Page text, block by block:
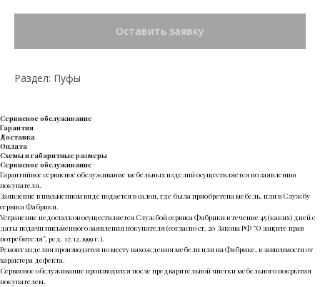
Оставить заявку
Раздел: Пуфы
Сервисное обслуживание
Гарантия
Доставка
Оплата
Схемы и габаритные размеры
Сервисное обслуживание
Гарантийное сервисное обслуживание мебельных изделий осуществляется по заявлению
покупателя.
Заявление в письменном виде подается в салон, где была приобретена мебель, или в Службу
сервиса Фабрики.
Устранение недостатков осуществляется Службой сервиса Фабрики в течение 45 (каких) дней с
даты подачи письменного заявления покупателя (согласно ст. 20 Закона РФ “О защите прав
потребителя”, ред. 17.12.1999 г.).
Ремонт изделия производится по месту нахождения мебели или на Фабрике, в зависимости от
характера дефекта.
Сервисное обслуживание производится после предварительной чистки мебельного покрытия
покупателем.